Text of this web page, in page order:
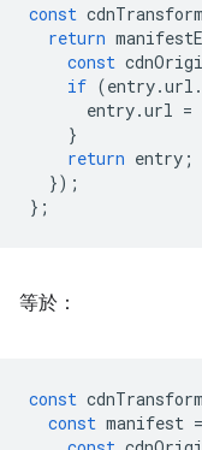
const cdnTransform
return
const
if (entry.url .
entry.url =
}
return entry ;
});
};
等於：
const cdnTransform
const manifest =